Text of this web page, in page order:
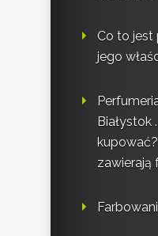
Co to jest
jego
Białystok
zawierają